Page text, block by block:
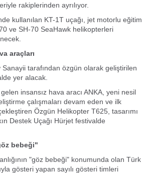
rakiplerinden ayrılıyor.
kullanılan KT-1T uçağı, jet motorlu eğitim
ve SH-70 SeaHawk helikopterleri
araçları
Sanayii tarafından özgün olarak geliştirilen
yer alacak.
insansız hava aracı ANKA, yeni nesil
çalışmaları devam eden ve ilk
Özgün Helikopter T625, tasarımı
Destek Uçağı Hürjet festivalde
bebeği"
"göz bebeği" konumunda olan Türk
gösteri yapan sayılı gösteri timleri